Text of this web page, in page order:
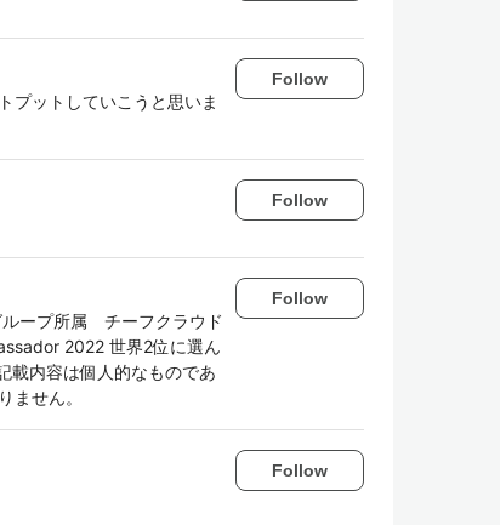
プットしていこうと思いま
Follow
Follow
ループ所属 チーフクラウド
2022 世界2位に選ん
載内容は個人的なものであ
ません。
Follow
Follow